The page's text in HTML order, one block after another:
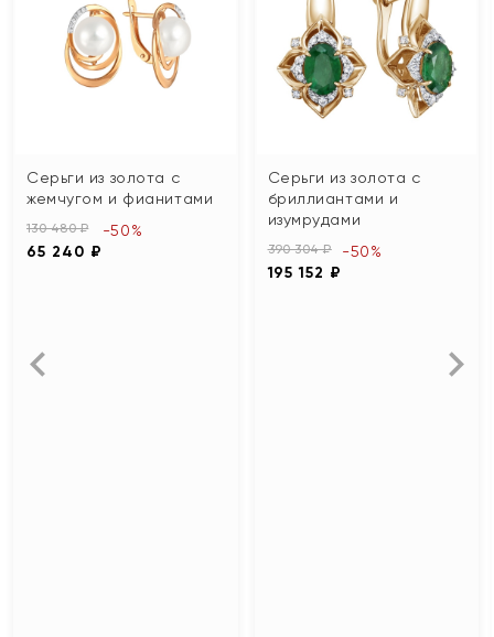
Серьги из золота с
жемчугом и фианитами
130 480 ₽
65 240 ₽
-50%
Серьги из золота с
бриллиантами и
изумрудами
390 304 ₽
195 152 ₽
-50%